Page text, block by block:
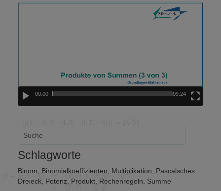
00:00 09:24
Schlagworte
Binom Binomialkoeffizienten Multiplikation
Pascalsches
Dreieck, Potenz Produkt, Rechenregeln Summe